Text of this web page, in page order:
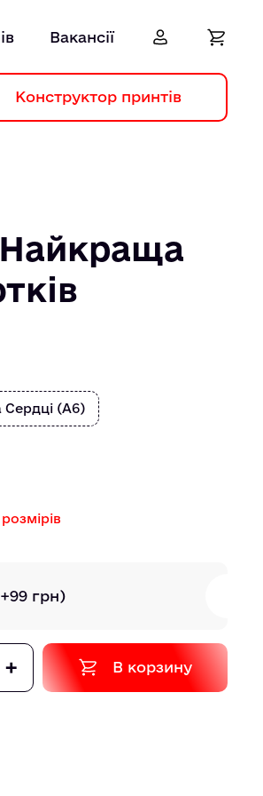
Вакансії
Конструктор принтів
Сердці (А6)
грн)
+ В корзину